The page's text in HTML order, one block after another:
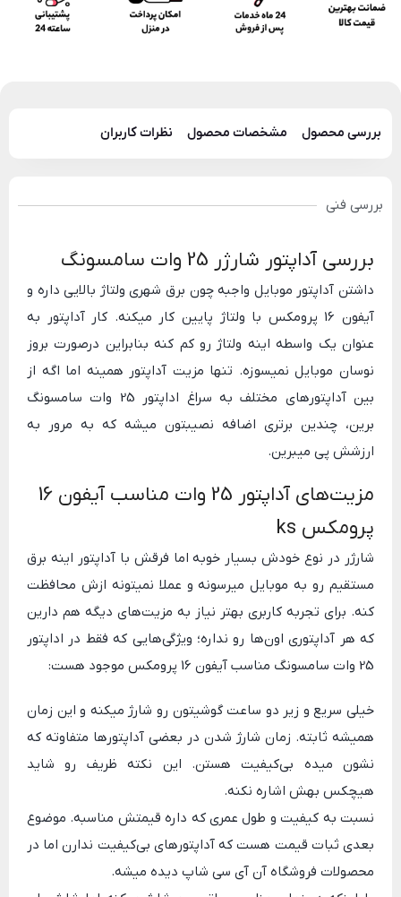
بررسی محصول مشخصات محصول نظرات کاربران
بررسی فنی
بررسی آداپتور شارژر 25 وات سامسونگ
داشتن آداپتور موبایل واجبه چون برق شهری ولتاژ بالایی داره و
آیفون 16 پرومکس با ولتاژ پایین کار میکنه. کار آداپتور به
عنوان یک واسطه اینه ولتاژ رو کم کنه بنابراین درصورت بروز
نوسان موبایل نمیسوزه. تنها مزیت آداپتور همینه اما اگه از
بین آداپتورهای مختلف به سراغ اداپتور 25 وات سامسونگ
برین، چندین برتری اضافه نصیبتون میشه که به مرور به
ارزشش پی میبرین.
مزیت‌های آداپتور 25 وات مناسب آیفون 16
پرومکس ks
شارژر در نوع خودش بسیار خوبه اما فرقش با آداپتور اینه برق
مستقیم رو به موبایل میرسونه و عملا نمیتونه ازش محافظت
کنه. برای تجربه کاربری بهتر نیاز به مزیت‌های دیگه هم دارین
که هر آداپتوری اون‌ها رو نداره؛ ویژگی‌هایی که فقط در اداپتور
25 وات سامسونگ مناسب آیفون 16 پرومکس موجود هست:
خیلی سریع و زیر دو ساعت گوشیتون رو شارژ میکنه و این زمان
همیشه ثابته. زمان شارژ شدن در بعضی آداپتورها متفاوته که
نشون میده بی‌کیفیت هستن. این نکته ظریف رو شاید
هیچکس بهش اشاره نکنه.
نسبت به کیفیت و طول عمری که داره قیمتش مناسبه. موضوع
بعدی ثبات قیمت هست که آداپتورهای بی‌کیفیت ندارن اما در
محصولات فروشگاه آن آی سی شاپ دیده میشه.